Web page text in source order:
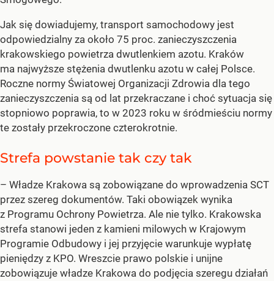
Jak się dowiadujemy, transport samochodowy jest
odpowiedzialny za około 75 proc. zanieczyszczenia
krakowskiego powietrza dwutlenkiem azotu. Kraków
ma najwyższe stężenia dwutlenku azotu w całej Polsce.
Roczne normy Światowej Organizacji Zdrowia dla tego
zanieczyszczenia są od lat przekraczane i choć sytuacja się
stopniowo poprawia, to w 2023 roku w śródmieściu normy
te zostały przekroczone czterokrotnie.
Strefa powstanie tak czy tak
– Władze Krakowa są zobowiązane do wprowadzenia SCT
przez szereg dokumentów. Taki obowiązek wynika
z Programu Ochrony Powietrza. Ale nie tylko. Krakowska
strefa stanowi jeden z kamieni milowych w Krajowym
Programie Odbudowy i jej przyjęcie warunkuje wypłatę
pieniędzy z KPO. Wreszcie prawo polskie i unijne
zobowiązuje władze Krakowa do podjęcia szeregu działań